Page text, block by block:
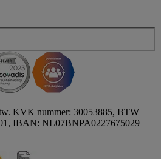
KVK nummer: 30053885, BTW
IBAN: NL07BNPA0227675029